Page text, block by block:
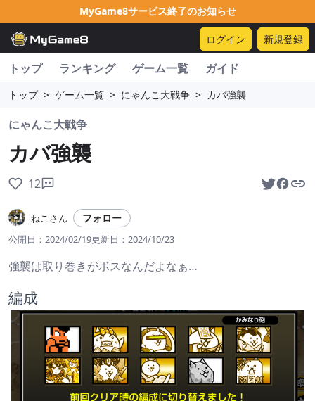
MyGame8サービス終了のお知らせ
ログイン 新規登録
トップ ランキング ゲーム一覧 ガイド
トップ > ゲーム一覧 > にゃんこ大戦争 > カバ強襲
にゃんこ大戦争
カバ強襲
12
ねこさん フォロー
公開日： 2024/02/19更新日： 2024/10/23
強襲は取り巻きがボスなんだよなぁ…
編成